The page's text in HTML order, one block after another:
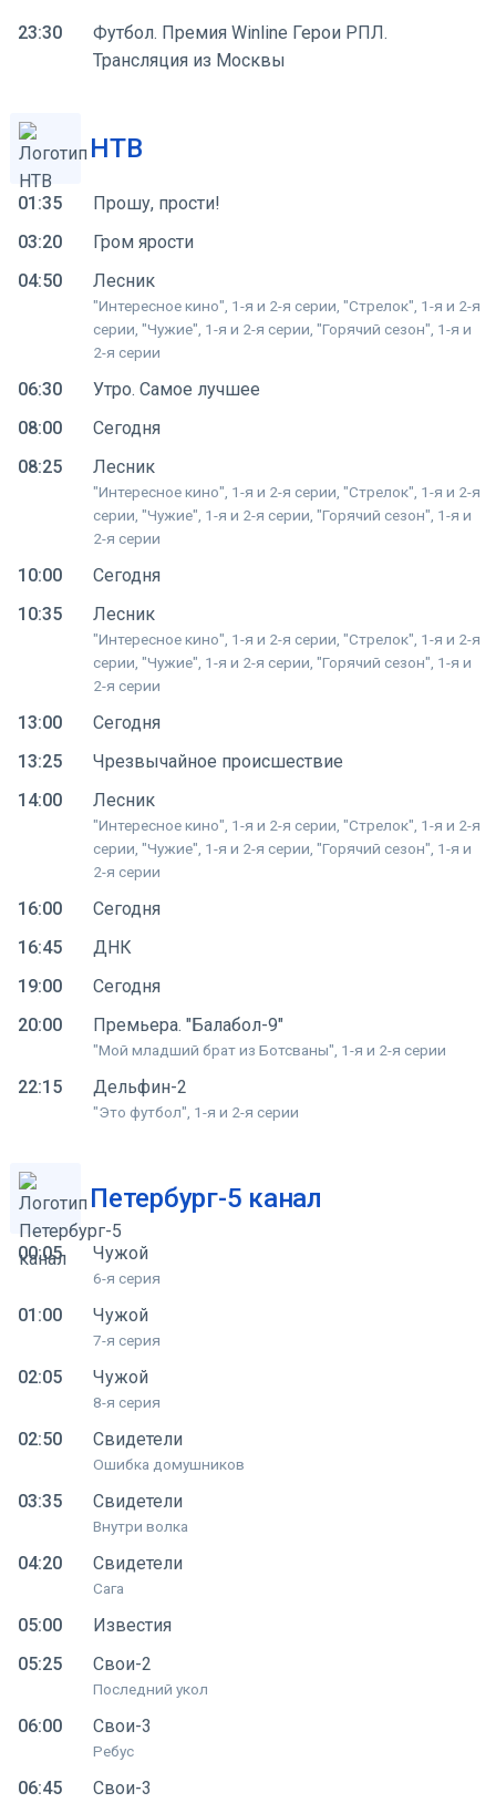
23:30
Футбол. Премия Winline Герои РПЛ.
Трансляция из Москвы
НТВ
01:35
Прошу, прости!
03:20
Гром ярости
04:50
Лесник
"Интересное кино", 1-я и 2-я серии, "Стрелок", 1-я и 2-я
серии, "Чужие", 1-я и 2-я серии, "Горячий сезон", 1-я и
2-я серии
06:30
Утро. Самое лучшее
08:00
Сегодня
08:25
Лесник
"Интересное кино", 1-я и 2-я серии, "Стрелок", 1-я и 2-я
серии, "Чужие", 1-я и 2-я серии, "Горячий сезон", 1-я и
2-я серии
10:00
Сегодня
10:35
Лесник
"Интересное кино", 1-я и 2-я серии, "Стрелок", 1-я и 2-я
серии, "Чужие", 1-я и 2-я серии, "Горячий сезон", 1-я и
2-я серии
13:00
Сегодня
13:25
Чрезвычайное происшествие
14:00
Лесник
"Интересное кино", 1-я и 2-я серии, "Стрелок", 1-я и 2-я
серии, "Чужие", 1-я и 2-я серии, "Горячий сезон", 1-я и
2-я серии
16:00
Сегодня
16:45
ДНК
19:00
Сегодня
20:00
Премьера. "Балабол-9"
"Мой младший брат из Ботсваны", 1-я и 2-я серии
22:15 Дельфин-2
"Это футбол", 1-я и 2-я серии
Петербург-5 канал
00:05 Чужой
6-я серия
01:00 Чужой
7-я серия
02:05 Чужой
8-я серия
02:50 Свидетели
Ошибка домушников
03:35 Свидетели
Внутри волка
04:20 Свидетели
Сага
05:00
Известия
05:25
Свои-2
Последний укол
06:00 Свои-3
Ребус
06:45 Свои-3